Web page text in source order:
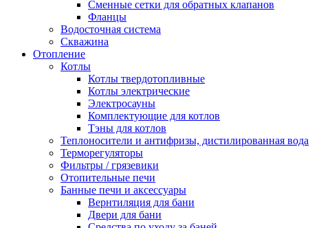
Сменные сетки для обратных клапанов
Фланцы
Водосточная система
Скважина
Отопление
Котлы
Котлы твердотопливные
Котлы электрические
Электросауны
Комплектующие для котлов
Тэны для котлов
Теплоносители и антифризы, дистилированная вода
Терморегуляторы
Фильтры / грязевики
Отопительные печи
Банные печи и аксессуары
Вернтиляция для бани
Двери для бани